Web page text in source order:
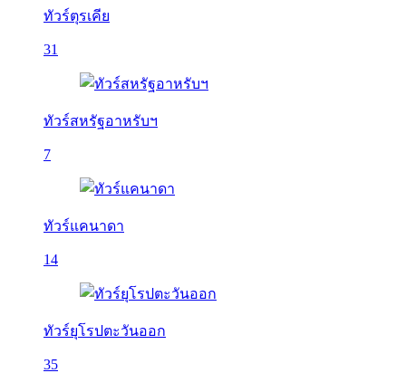
ทัวร์ตุรเคีย
31
ทัวร์สหรัฐอาหรับฯ
7
ทัวร์แคนาดา
14
ทัวร์ยุโรปตะวันออก
35